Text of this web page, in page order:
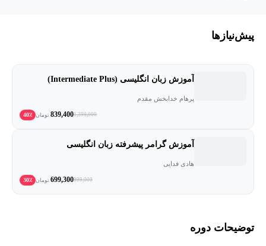
پیش‌نیاز‌ها
آموزش زبان انگلیسی (Intermediate Plus)
پرهام خدابخش مقدم
1,399,000
839,400 تومان 40٪
آموزش گرامر پیشرفته زبان انگلیسی
هادی فدایی
999,000
699,300 تومان 30٪
توضیحات دوره